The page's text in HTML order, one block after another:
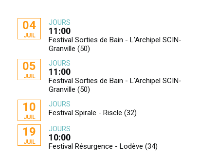
04
JUIL
JOURS
11:00
Festival Sorties de Bain - L'Archipel SCIN-
Granville (50)
05
JUIL
JOURS
11:00
Festival Sorties de Bain - L'Archipel SCIN-
Granville (50)
10
JUIL
JOURS
Festival Spirale - Riscle (32)
19
JUIL
JOURS
10:00
Festival Résurgence - Lodève (34)